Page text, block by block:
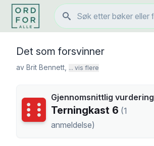
Det som forsvinner
av Brit Bennett ... vis flere
Terningkast
Gjennomsnittlig vurdering
Terningkast 6 (1
anmeldelse)